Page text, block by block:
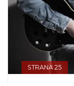
STRANA 25